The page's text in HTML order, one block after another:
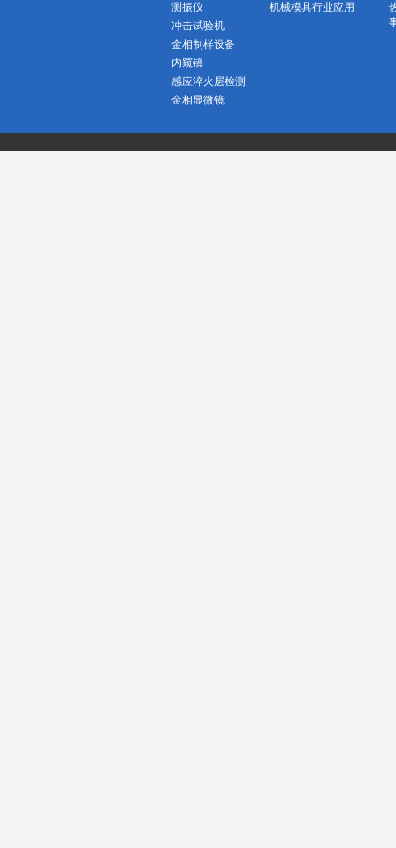
测振仪
冲击试验机
金相制样设备
内窥镜
感应淬火层检测
金相显微镜
机械模具行业应用